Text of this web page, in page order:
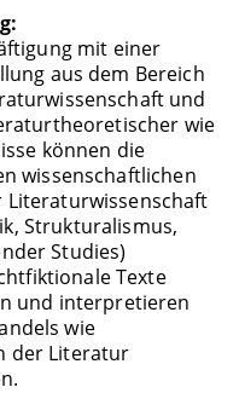
mit einer
aus dem Bereich
und
wie
können die
wissenschaftlichen
Strukturalismus,
Studies)
Texte
und interpretieren
wie
der Literatur